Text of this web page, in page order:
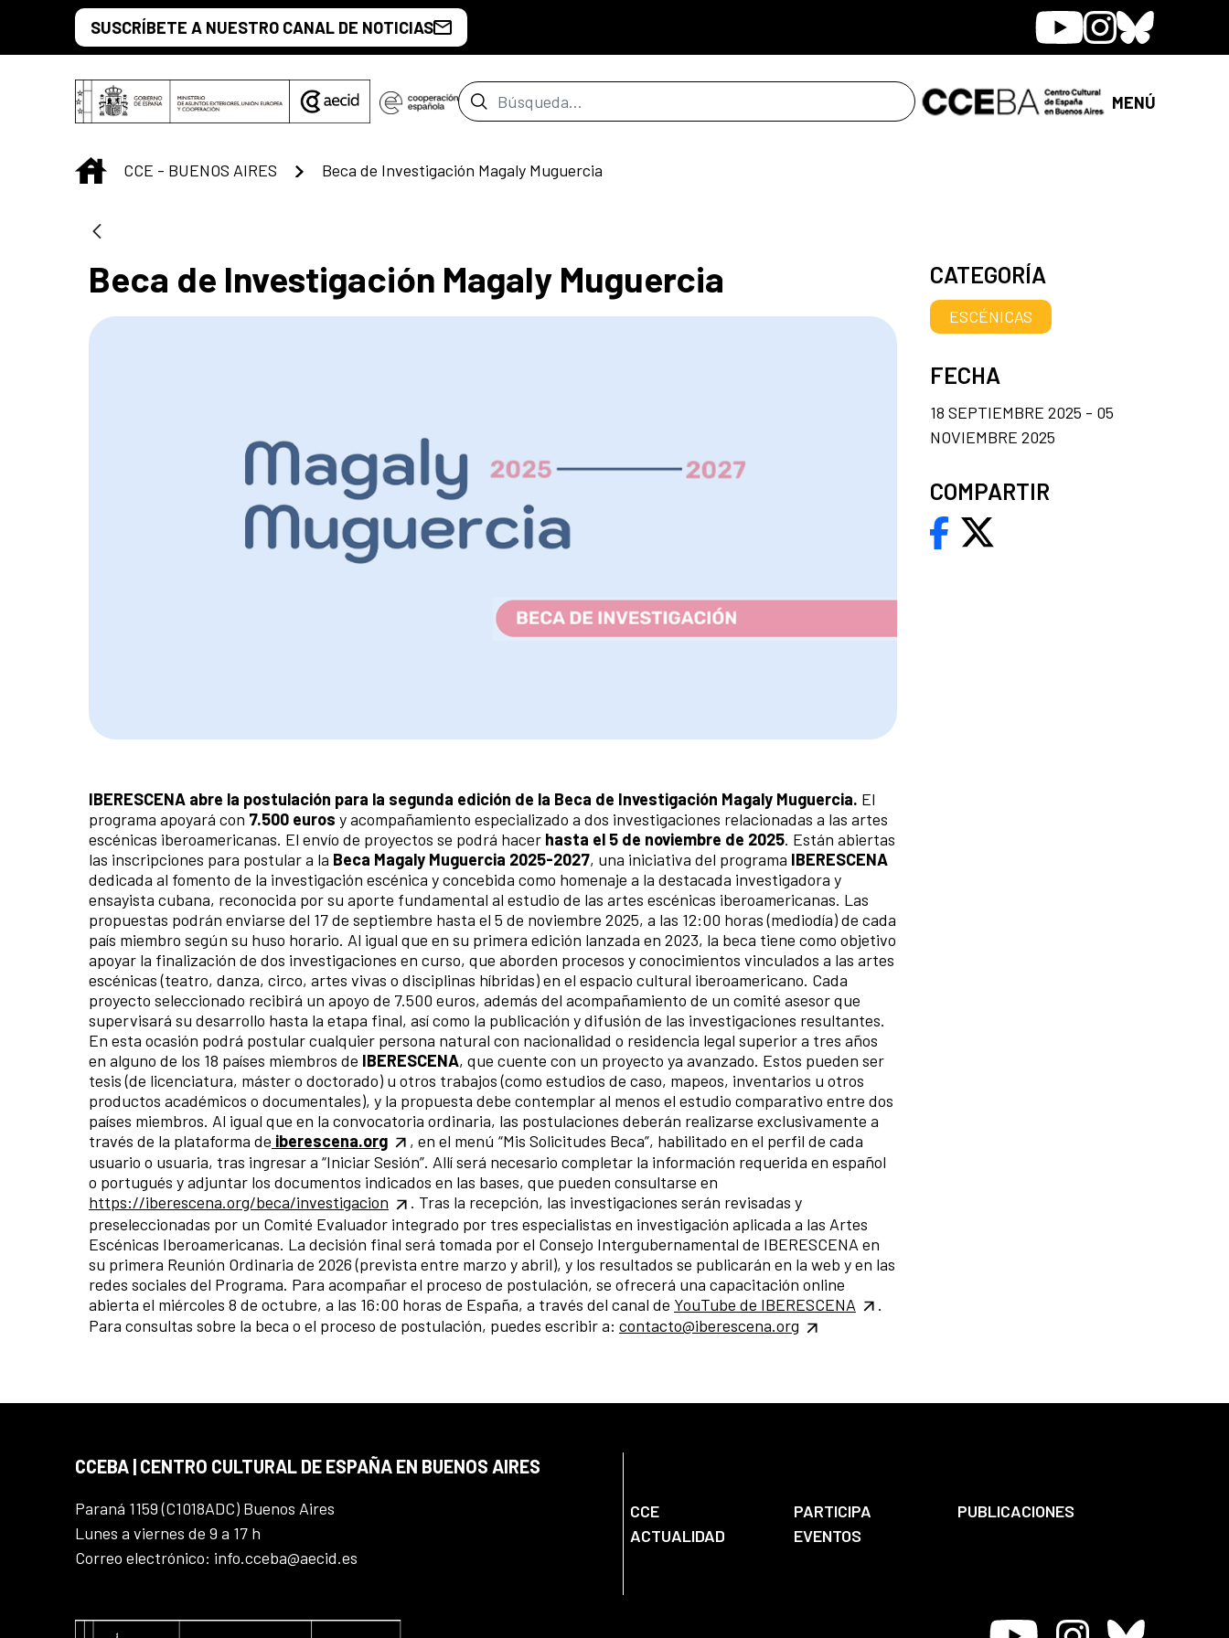
Saltar al contenido principal
SUSCRÍBETE A NUESTRO CANAL DE NOTICIAS YoutubeInstagram
Bluesky
Barra de búsqueda MENÚ
INICIO
CCE - BUENOS AIRES Beca de Investigación Magaly Muguercia
Beca de Investigación Magaly Muguercia
IBERESCENA abre la postulación para la segunda edición de la Beca de Investigación Magaly Muguercia. El
programa apoyará con 7.500 euros y acompañamiento especializado a dos investigaciones relacionadas a las artes
escénicas iberoamericanas. El envío de proyectos se podrá hacer hasta el 5 de noviembre de 2025. Están abiertas
las inscripciones para postular a la Beca Magaly Muguercia 2025-2027, una iniciativa del programa IBERESCENA
dedicada al fomento de la investigación escénica y concebida como homenaje a la destacada investigadora y
ensayista cubana, reconocida por su aporte fundamental al estudio de las artes escénicas iberoamericanas. Las
propuestas podrán enviarse del 17 de septiembre hasta el 5 de noviembre 2025, a las 12:00 horas (mediodía) de cada
país miembro según su huso horario. Al igual que en su primera edición lanzada en 2023, la beca tiene como objetivo
apoyar la finalización de dos investigaciones en curso, que aborden procesos y conocimientos vinculados a las artes
escénicas (teatro, danza, circo, artes vivas o disciplinas híbridas) en el espacio cultural iberoamericano. Cada
proyecto seleccionado recibirá un apoyo de 7.500 euros, además del acompañamiento de un comité asesor que
supervisará su desarrollo hasta la etapa final, así como la publicación y difusión de las investigaciones resultantes.
En esta ocasión podrá postular cualquier persona natural con nacionalidad o residencia legal superior a tres años
en alguno de los 18 países miembros de IBERESCENA, que cuente con un proyecto ya avanzado. Estos pueden ser
tesis (de licenciatura, máster o doctorado) u otros trabajos (como estudios de caso, mapeos, inventarios u otros
productos académicos o documentales), y la propuesta debe contemplar al menos el estudio comparativo entre dos
países miembros. Al igual que en la convocatoria ordinaria, las postulaciones deberán realizarse exclusivamente a
través de la plataforma de iberescena.org
, en el menú “Mis Solicitudes Beca”, habilitado en el perfil de cada
usuario o usuaria, tras ingresar a “Iniciar Sesión”. Allí será necesario completar la información requerida en español
o portugués y adjuntar los documentos indicados en las bases, que pueden consultarse en
https://iberescena.org/beca/investigacion
. Tras la recepción, las investigaciones serán revisadas y
preseleccionadas por un Comité Evaluador integrado por tres especialistas en investigación aplicada a las Artes
Escénicas Iberoamericanas. La decisión final será tomada por el Consejo Intergubernamental de IBERESCENA en
su primera Reunión Ordinaria de 2026 (prevista entre marzo y abril), y los resultados se publicarán en la web y en las
redes sociales del Programa. Para acompañar el proceso de postulación, se ofrecerá una capacitación online
abierta el miércoles 8 de octubre, a las 16:00 horas de España, a través del canal de YouTube de IBERESCENA
.
Para consultas sobre la beca o el proceso de postulación, puedes escribir a: contacto@iberescena.org
CATEGORÍA
ESCÉNICAS
FECHA
18 SEPTIEMBRE 2025 - 05
NOVIEMBRE 2025
COMPARTIR
CCEBA | CENTRO CULTURAL DE ESPAÑA EN BUENOS AIRES
Paraná 1159 (C1018ADC) Buenos Aires
Lunes a viernes de 9 a 17 h
Correo electrónico: info.cceba@aecid.es
CCE PARTICIPA
PUBLICACIONES
ACTUALIDAD
EVENTOS
Youtube InstagramBluesky